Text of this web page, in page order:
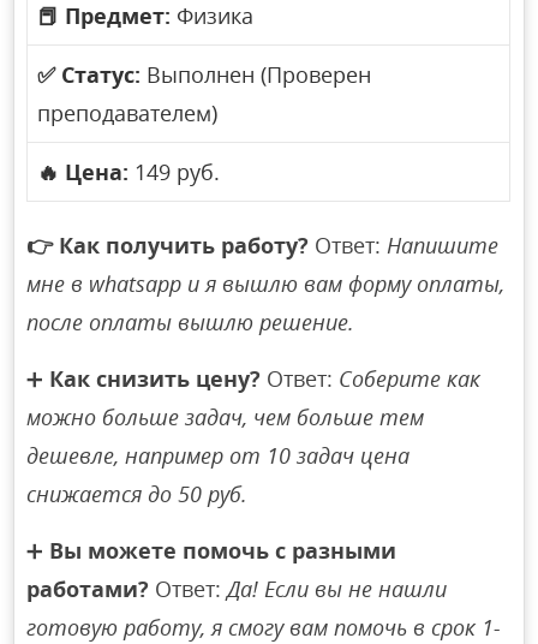
📕 Предмет: Физика
✅ Статус: Выполнен (Проверен
преподавателем)
🔥 Цена: 149 руб.
👉 Как получить работу? Ответ:Напишите
мне в whatsapp и я вышлю вам форму оплаты,
после оплаты вышлю решение.
➕ Как снизить цену? Ответ: Соберите как
можно больше задач, чем больше тем
дешевле, например от 10 задач цена
снижается до 50 руб.
➕ Вы можете помочь с разными
работами? Ответ:Да! Если вы не нашли
готовую работу, я смогу вам помочь в срок 1-